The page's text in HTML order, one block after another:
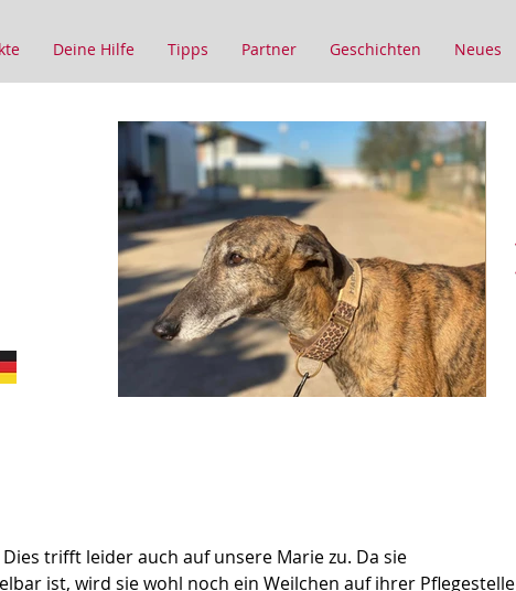
Deine Hilfe Tipps Partner Geschichten Neues
trifft leider auch auf unsere Marie zu. Da sie
ist, wird sie wohl noch ein Weilchen auf ihrer Pflegestelle